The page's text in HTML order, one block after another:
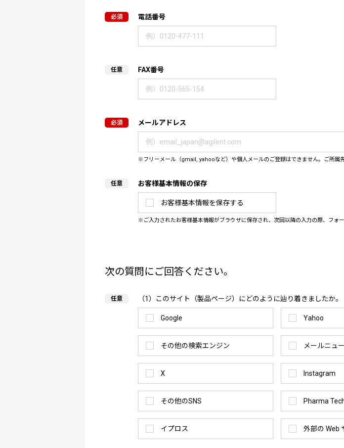
電話番号
FAX番号
メールアドレス
フリーメール（gmail, yahooなど）や個人メールのご登録はできません。ご所属
お客様基本情報の保存
お客様基本情報を保存する
ご入力されたお客様基本情報がブラウザに保存され、次回以降の入力の際、フォ
次の質問にご回答ください。
（1）このサイト（製品ページ）にどのように辿り着きましたか。
Google Yahoo
その他の検索エンジン メールニュ
X Instagram
その他のSNS Pharma
イプロス 外部の Web